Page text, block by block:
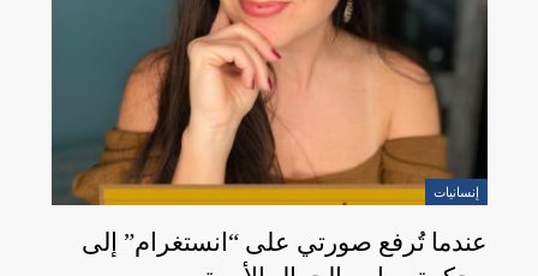
إنسانيات
عندما تُرفع صورتي على “انستغرام” إلى